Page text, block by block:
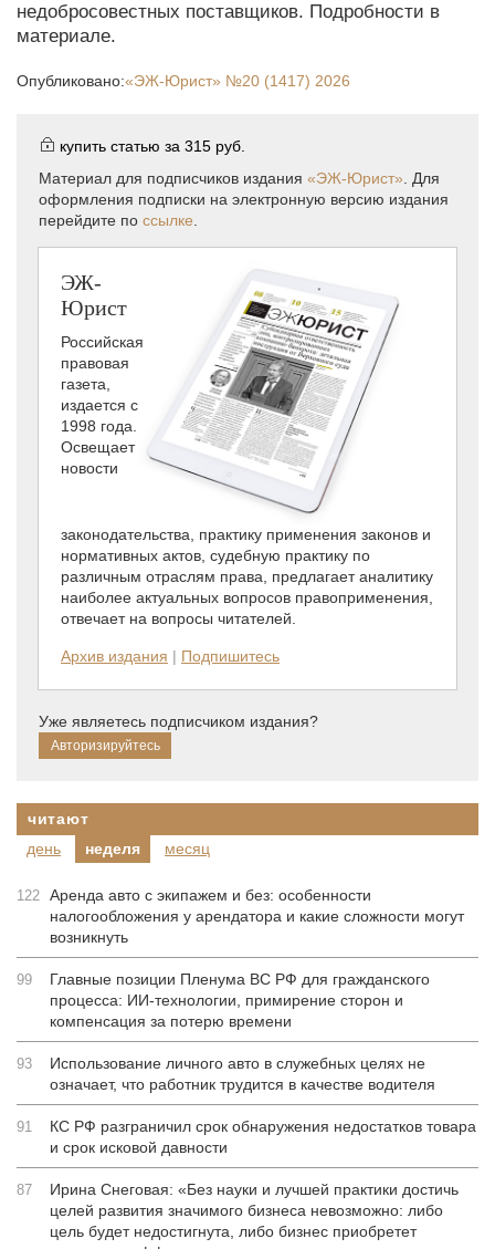
недобросовестных поставщиков. Подробности в
материале.
Опубликовано:«ЭЖ-Юрист» №20 (1417) 2026
купить статью за 315 руб.
Материал для подписчиков издания «ЭЖ-Юрист» . Для
оформления подписки на электронную версию издания
перейдите по ссылке
ЭЖ-
Юрист
Российская
правовая
газета,
издается с
1998 года.
Освещает
новости
законодательства, практику применения законов и
нормативных актов, судебную практику по
различным отраслям права, предлагает аналитику
наиболее актуальных вопросов правоприменения,
отвечает на вопросы читателей.
Архив издания | Подпишитесь
Уже являетесь подписчиком издания?
читают
день
неделя месяц
122 Аренда авто с экипажем и без: особенности
налогообложения у арендатора и какие сложности могут
возникнуть
99
Главные позиции Пленума ВС РФ для гражданского
процесса: ИИ-технологии, примирение сторон и
компенсация за потерю времени
93
Использование личного авто в служебных целях не
означает, что работник трудится в качестве водителя
91
КС РФ разграничил срок обнаружения недостатков товара
и срок исковой давности
87
Ирина Снеговая: «Без науки и лучшей практики достичь
целей развития значимого бизнеса невозможно: либо
цель будет недостигнута, либо бизнес приобретет